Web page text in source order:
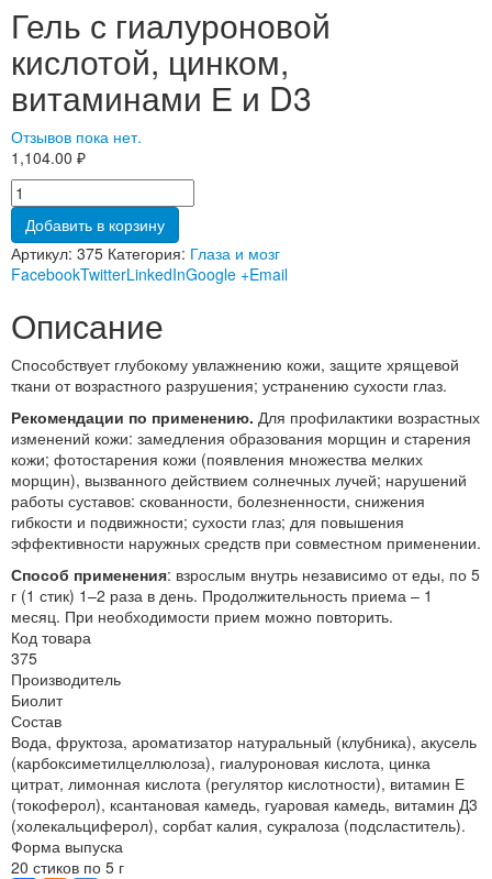
Гель с гиалуроновой
кислотой, цинком,
витаминами Е и D3
Отзывов пока нет.
1,104.00 ₽
Добавить в корзину
Артикул: 375 Категория: Глаза и мозг
FacebookTwitterLinkedInGoogle +Email
Описание
Способствует глубокому увлажнению кожи, защите хрящевой
ткани от возрастного разрушения; устранению сухости глаз.
Рекомендации по применению. Для профилактики возрастных
изменений кожи: замедления образования морщин и старения
кожи; фотостарения кожи (появления множества мелких
морщин), вызванного действием солнечных лучей; нарушений
работы суставов: скованности, болезненности, снижения
гибкости и подвижности; сухости глаз; для повышения
эффективности наружных средств при совместном применении.
Способ применения: взрослым внутрь независимо от еды, по 5
г (1 стик) 1–2 раза в день. Продолжительность приема – 1
месяц. При необходимости прием можно повторить.
Код товара
375
Производитель
Биолит
Состав
Вода, фруктоза, ароматизатор натуральный (клубника), акусель
(карбоксиметилцеллюлоза), гиалуроновая кислота, цинка
цитрат, лимонная кислота (регулятор кислотности), витамин Е
(токоферол), ксантановая камедь, гуаровая камедь, витамин Д3
(холекальциферол), сорбат калия, сукралоза (подсластитель).
Форма выпуска
20 стиков по 5 г